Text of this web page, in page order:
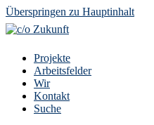
Überspringen zu Hauptinhalt
Projekte
Arbeitsfelder
Wir
Kontakt
Suche